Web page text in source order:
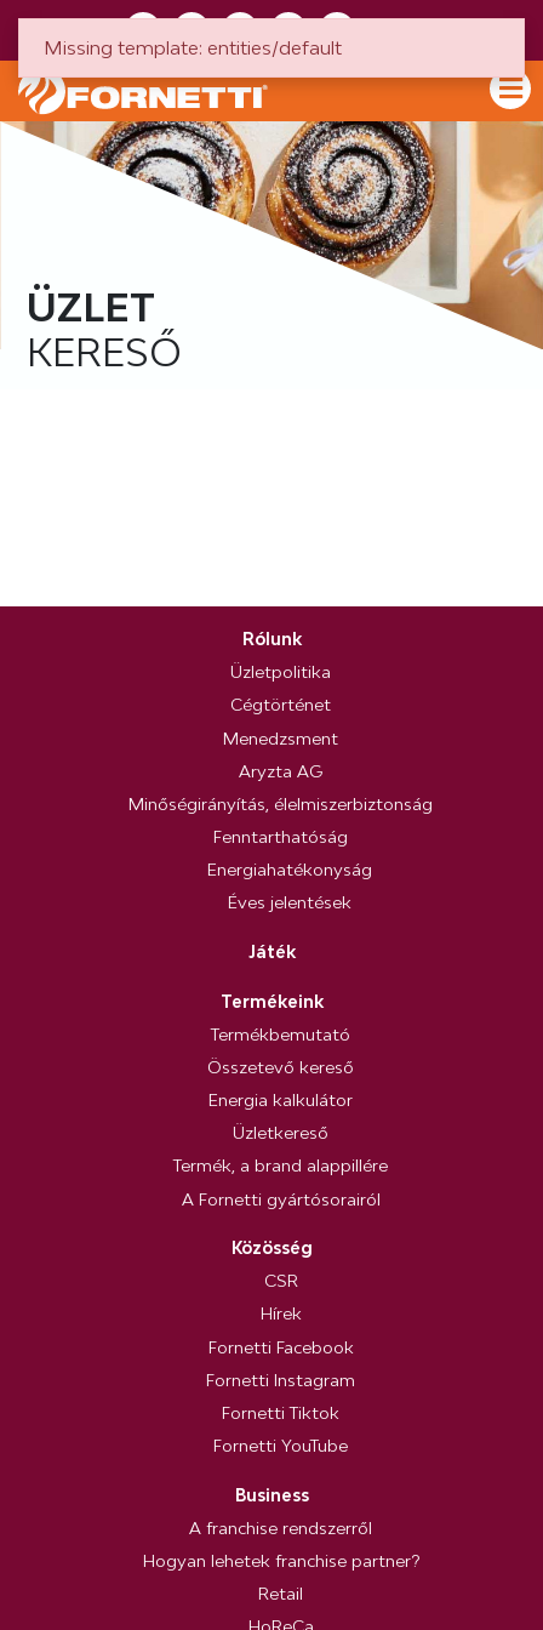
ÜZLET
KERESŐ
Rólunk
Üzletpolitika
Cégtörténet
Menedzsment
Aryzta AG
Minőségirányítás, élelmiszerbiztonság
Fenntarthatóság
Energiahatékonyság
Éves jelentések
Játék
Termékeink
Termékbemutató
Összetevő kereső
Energia kalkulátor
Üzletkereső
Termék, a brand alappillére
A Fornetti gyártósorairól
Közösség
CSR
Hírek
Fornetti Facebook
Fornetti Instagram
Fornetti Tiktok
Fornetti YouTube
Business
A franchise rendszerről
Hogyan lehetek franchise partner?
Retail
Missing template: entities/default